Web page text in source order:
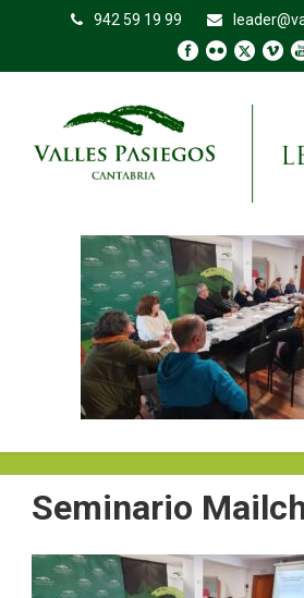
942 59 19 99
Seminario